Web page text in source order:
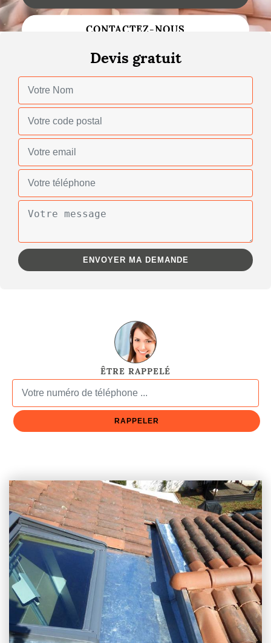
Changement de toiture
Gouttières
Réparation de toiture
CONTACTEZ-NOUS
Devis gratuit
ÊTRE RAPPELÉ